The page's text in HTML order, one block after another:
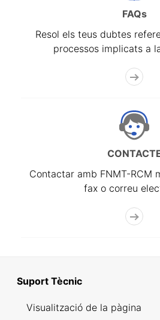
FAQs
Resol els teus dubtes
processos implicats a
Contactar amb FNMT-RCM
fax o correu
Suport Tècnic
Visualització de la pàgina